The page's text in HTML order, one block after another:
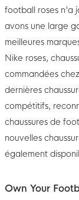
football roses n'a
avons une large
meilleures
Nike roses,
commandées
dernières
compétitifs,
chaussures de
nouvelles
également
Own Your